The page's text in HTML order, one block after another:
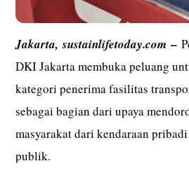
Jakarta,sustainlifetoday.com –
DKI Jakarta membuka peluang
kategori penerima fasilitas
sebagai bagian dari upaya
masyarakat dari kendaraan
publik.